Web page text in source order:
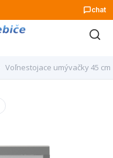
chat
Voľnestojace umývačky 45 cm